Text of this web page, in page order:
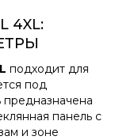
4XL:
подходит для
под
панель с
и зоне